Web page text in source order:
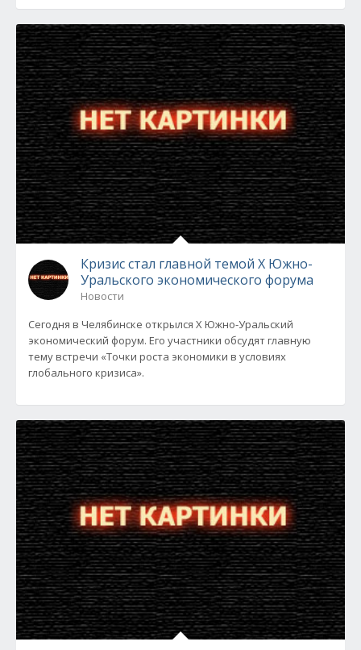
Кризис стал главной темой X Южно-
Уральского экономического форума
Новости
Сегодня в Челябинске открылся X Южно-Уральский
экономический форум. Его участники обсудят главную
тему встречи «Точки роста экономики в условиях
глобального кризиса».